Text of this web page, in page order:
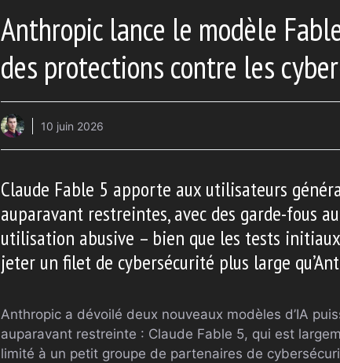
Anthropic lance le modèle
des protections contre les
10 juin 2026
Claude Fable 5 apporte aux utilisateurs
auparavant restreintes, avec des garde-fous
utilisation abusive – bien que les tests
jeter un filet de cybersécurité plus large
Anthropic a dévoilé deux nouveaux modèles d’IA
auparavant restreinte : Claude Fable 5, qui est
limité à un petit groupe de partenaires de